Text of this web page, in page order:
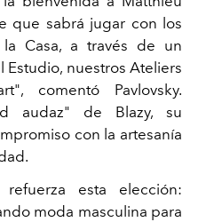
que sabrá jugar con los
Casa, a través de un
nuestros Ateliers
comentó Pavlovsky.
audaz" de Blazy, su
con la artesanía
esta elección:
moda masculina para